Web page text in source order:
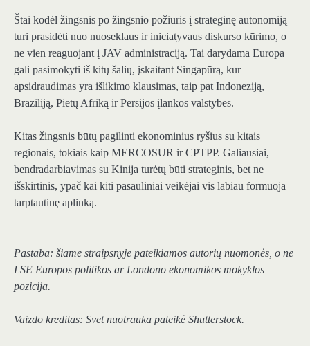
Štai kodėl žingsnis po žingsnio požiūris į strateginę autonomiją
turi prasidėti nuo nuoseklaus ir iniciatyvaus diskurso kūrimo, o
ne vien reaguojant į JAV administraciją. Tai darydama Europa
gali pasimokyti iš kitų šalių, įskaitant Singapūrą, kur
apsidraudimas yra išlikimo klausimas, taip pat Indoneziją,
Braziliją, Pietų Afriką ir Persijos įlankos valstybes.
Kitas žingsnis būtų pagilinti ekonominius ryšius su kitais
regionais, tokiais kaip MERCOSUR ir CPTPP. Galiausiai,
bendradarbiavimas su Kinija turėtų būti strateginis, bet ne
išskirtinis, ypač kai kiti pasauliniai veikėjai vis labiau formuoja
tarptautinę aplinką.
Pastaba: šiame straipsnyje pateikiamos autorių nuomonės, o ne
LSE Europos politikos ar Londono ekonomikos mokyklos
pozicija.
Vaizdo kreditas: Svet nuotrauka pateikė Shutterstock.